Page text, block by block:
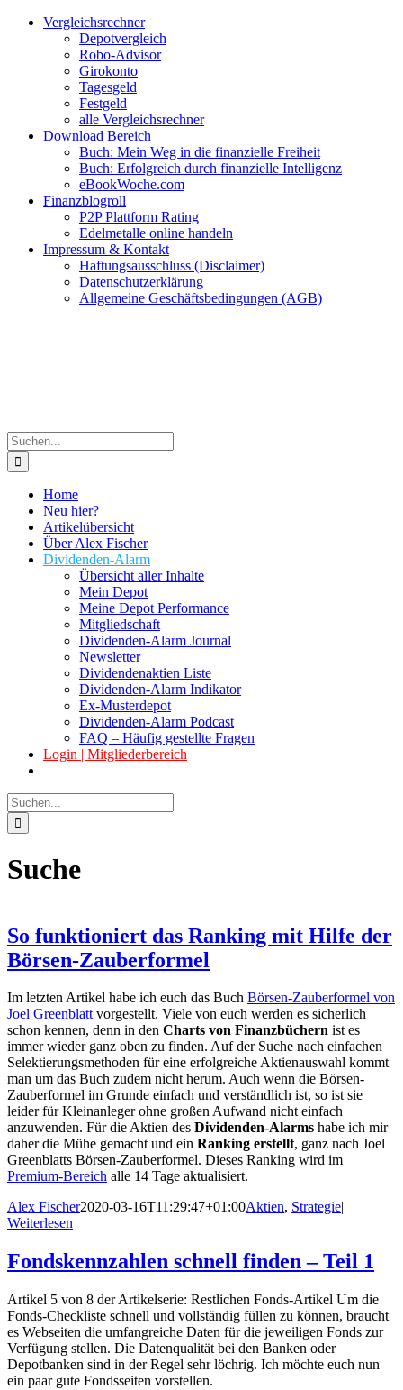
Zum
Facebook
Twitter
Instagram
Pinterest
YouTubeVergleichsrechner
Depotvergleich
Robo-Advisor
Girokonto
Tagesgeld
Festgeld
alle Vergleichsrechner
Download Bereich
Buch: Mein Weg in die finanzielle Freiheit
Buch: Erfolgreich durch finanzielle Intelligenz
eBookWoche.com
Finanzblogroll
P2P Plattform Rating
Edelmetalle online handeln
Impressum & Kontakt
Haftungsausschluss (Disclaimer)
Datenschutzerklärung
Allgemeine Geschäftsbedingungen (AGB)
Suche
nach:
Home
Neu hier?
Artikelübersicht
Über Alex Fischer
Dividenden-Alarm
Übersicht aller Inhalte
Mein Depot
Meine Depot Performance
Mitgliedschaft
Dividenden-Alarm Journal
Newsletter
Dividendenaktien Liste
Dividenden-Alarm Indikator
Ex-Musterdepot
Dividenden-Alarm Podcast
FAQ – Häufig gestellte Fragen
Login | Mitgliederbereich
Suche
nach:
Suche
So funktioniert das Ranking mit Hilfe der
Börsen-Zauberformel
Im letzten Artikel habe ich euch das Buch Börsen-Zauberformel von
Joel Greenblattvorgestellt. Viele von euch werden es sicherlich
schon kennen, denn in den Charts von Finanzbüchern ist es
immer wieder ganz oben zu finden. Auf der Suche nach einfachen
Selektierungsmethoden für eine erfolgreiche Aktienauswahl kommt
man um das Buch zudem nicht herum. Auch wenn die Börsen-
Zauberformel im Grunde einfach und verständlich ist, so ist sie
leider für Kleinanleger ohne großen Aufwand nicht einfach
anzuwenden. Für die Aktien des Dividenden-Alarms habe ich mir
daher die Mühe gemacht und ein Ranking erstellt, ganz nach Joel
Greenblatts Börsen-Zauberformel. Dieses Ranking wird im
Premium-Bereich alle 14 Tage aktualisiert.
Alex Fischer2020-03-16T11:29:47+01:00Aktien, Strategie|
Weiterlesen
Fondskennzahlen schnell finden – Teil 1
Artikel 5 von 8 der Artikelserie: Restlichen Fonds-Artikel Um die
Fonds-Checkliste schnell und vollständig füllen zu können, braucht
es Webseiten die umfangreiche Daten für die jeweiligen Fonds zur
Verfügung stellen. Die Datenqualität bei den Banken oder
Depotbanken sind in der Regel sehr löchrig. Ich möchte euch nun
ein paar gute Fondsseiten vorstellen.